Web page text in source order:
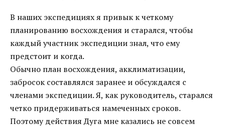
В наших экспедициях я привык к четкому
планированию восхождения и старался, чтобы
каждый участник экспедиции знал, что ему
предстоит и когда.
Обычно план восхождения, акклиматизации,
забросок составлялся заранее и обсуждался с
членами экспедиции. Я, как руководитель, старался
четко придерживаться намеченных сроков.
Поэтому действия Дуга мне казались не совсем